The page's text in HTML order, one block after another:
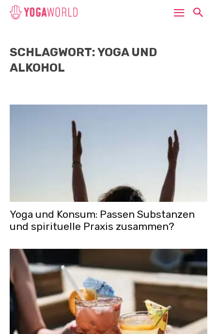
SCHLAGWORT: YOGA UND
ALKOHOL
Yoga und Konsum: Passen Substanzen
und spirituelle Praxis zusammen?